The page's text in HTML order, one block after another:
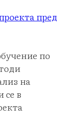
пред
по
на
се в